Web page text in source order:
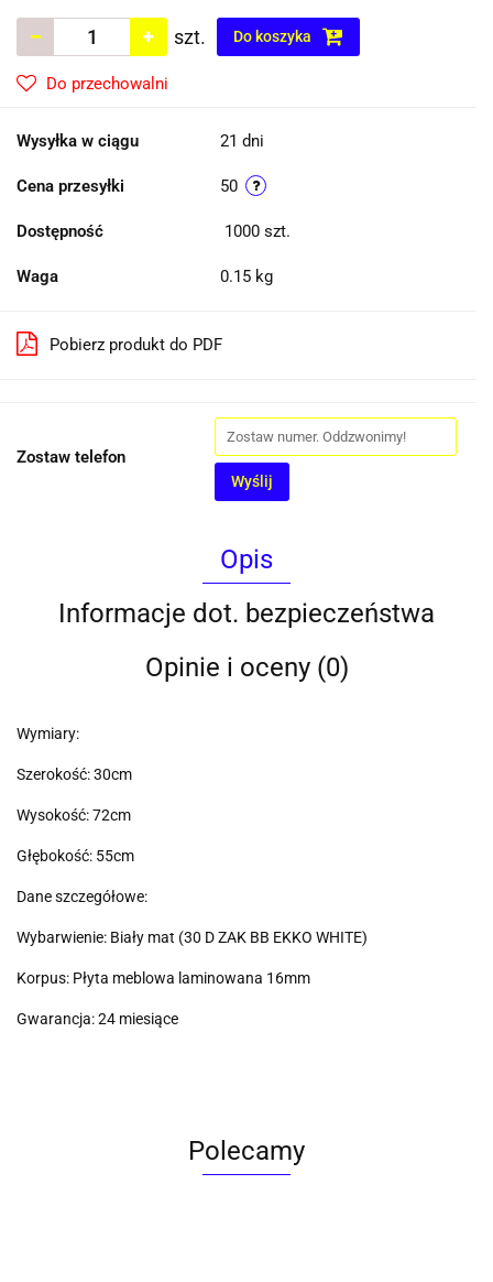
szt. Do koszyka
Do przechowalni
Wysyłka w ciągu 21 dni
Cena przesyłki 50
Dostępność 1000 szt.
Waga 0.15 kg
Pobierz produkt do PDF
Zostaw telefon
Wyślij
Opis
Informacje dot. bezpieczeństwa
Opinie i oceny (0)
Wymiary:
Szerokość: 30cm
Wysokość: 72cm
Głębokość: 55cm
Dane szczegółowe:
Wybarwienie: Biały mat (30 D ZAK BB EKKO WHITE)
Korpus: Płyta meblowa laminowana 16mm
Gwarancja: 24 miesiące
Polecamy